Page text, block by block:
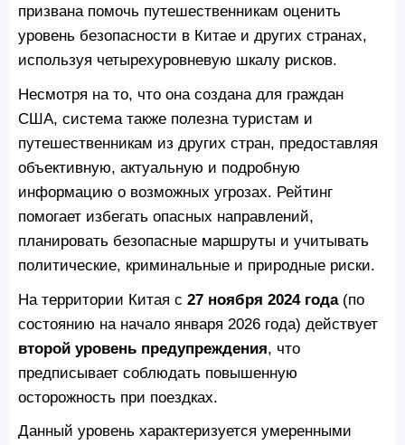
призвана помочь путешественникам оценить
уровень безопасности в Китае и других странах,
используя четырехуровневую шкалу рисков.
Несмотря на то, что она создана для граждан
США, система также полезна туристам и
путешественникам из других стран, предоставляя
объективную, актуальную и подробную
информацию о возможных угрозах. Рейтинг
помогает избегать опасных направлений,
планировать безопасные маршруты и учитывать
политические, криминальные и природные риски.
На территории Китая с 27 ноября 2024 года(по
состоянию на начало января 2026 года) действует
второй уровень предупреждения, что
предписывает соблюдать повышенную
осторожность при поездках.
Данный уровень характеризуется умеренными